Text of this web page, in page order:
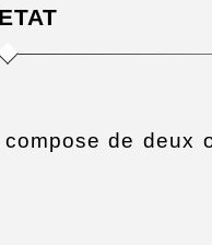
de deux